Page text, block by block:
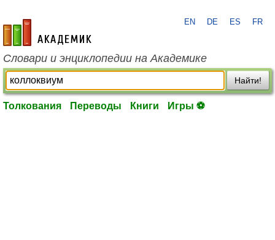
academic.ru
EN DE ES FR
Словари и энциклопедии на Академике
Найти!
Толкования Переводы Книги Игры ⚽